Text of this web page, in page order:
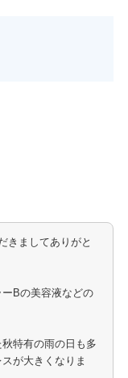
きましてありがと
Bの美容液などの
特有の雨の日も多
が大きくなりま